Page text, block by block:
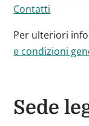
Contatti
Per ulteriori
e condizioni
Sede